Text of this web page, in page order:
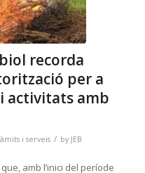
recorda
per a
activitats amb
i serveis / by JEB
amb l’inici del període